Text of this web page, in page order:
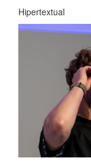
Hipertextual